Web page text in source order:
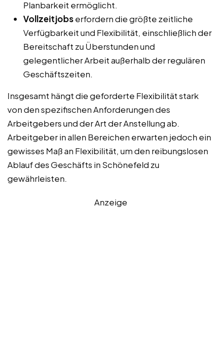
Planbarkeit ermöglicht.
Vollzeitjobserfordern die größte zeitliche
Verfügbarkeit und Flexibilität, einschließlich der
Bereitschaft zu Überstunden und
gelegentlicher Arbeit außerhalb der regulären
Geschäftszeiten.
Insgesamt hängt die geforderte Flexibilität stark
von den spezifischen Anforderungen des
Arbeitgebers und der Art der Anstellung ab.
Arbeitgeber in allen Bereichen erwarten jedoch ein
gewisses Maß an Flexibilität, um den reibungslosen
Ablauf des Geschäfts in Schönefeld zu
gewährleisten.
Anzeige